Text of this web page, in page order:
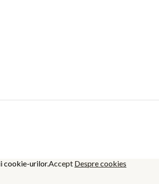
cookie-urilor.Accept Despre cookies